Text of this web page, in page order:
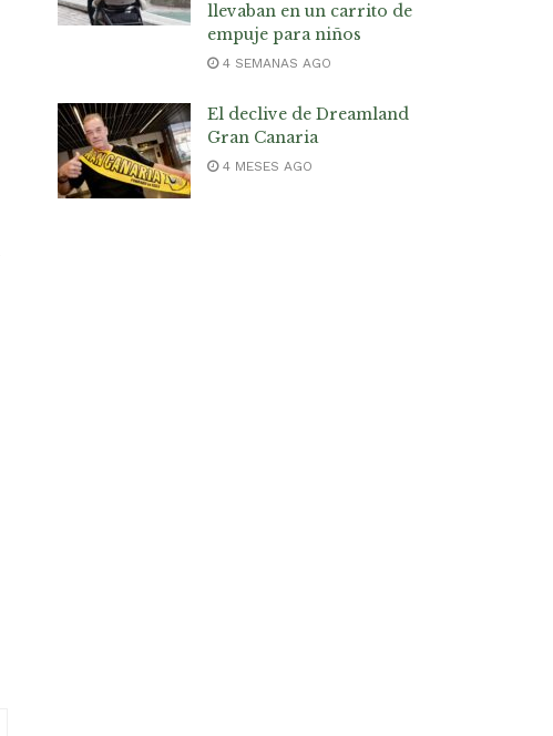
llevaban en un carrito de
empuje para niños
4 SEMANAS AGO
El declive de Dreamland
Gran Canaria
4 MESES AGO